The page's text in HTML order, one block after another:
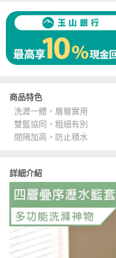
商品特色
洗瀝一體，層層實用
雙籃協同，粗細有別
間隔加高，防止積水
詳細介紹